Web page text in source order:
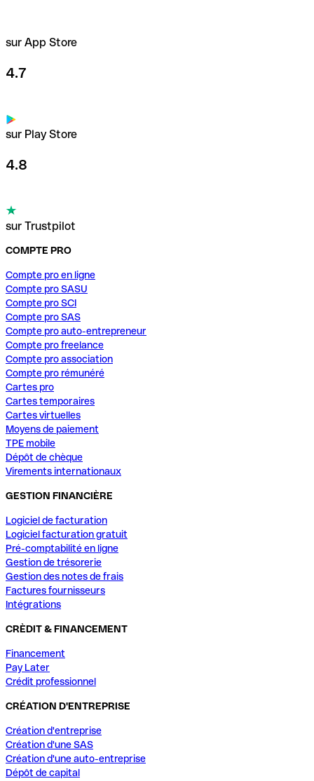
sur App Store
4.7
sur Play Store
4.8
sur Trustpilot
COMPTE PRO
Compte pro en ligne
Compte pro SASU
Compte pro SCI
Compte pro SAS
Compte pro auto-entrepreneur
Compte pro freelance
Compte pro association
Compte pro rémunéré
Cartes pro
Cartes temporaires
Cartes virtuelles
Moyens de paiement
TPE mobile
Dépôt de chèque
Virements internationaux
GESTION FINANCIÈRE
Logiciel de facturation
Logiciel facturation gratuit
Pré-comptabilité en ligne
Gestion de trésorerie
Gestion des notes de frais
Factures fournisseurs
Intégrations
CRÈDIT & FINANCEMENT
Financement
Pay Later
Crédit professionnel
CRÉATION D'ENTREPRISE
Création d'entreprise
Création d'une SAS
Création d'une auto-entreprise
Dépôt de capital